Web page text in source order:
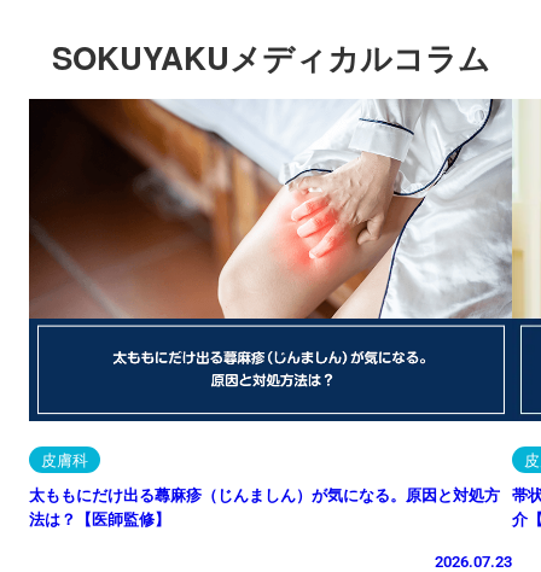
SOKUYAKUメディカルコラム
皮膚科
太ももにだけ出る蕁麻疹（じんましん）が気になる。原因と対処方
法は？【医師監修】
2026.07.23
帯
介